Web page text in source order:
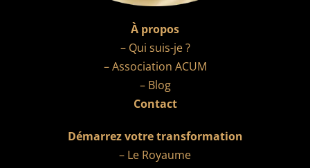
À propos
– Qui suis-je ?
– Association ACUM
– Blog
Contact
Démarrez votre transformation
– Le Royaume